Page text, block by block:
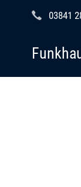
03841